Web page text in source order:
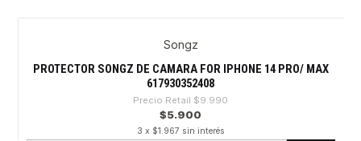
Songz
PROTECTOR SONGZ DE CAMARA FOR IPHONE 14 PRO/ MAX
617930352408
Precio Retail $9.990
$5.900
3 x $1.967 sin interés